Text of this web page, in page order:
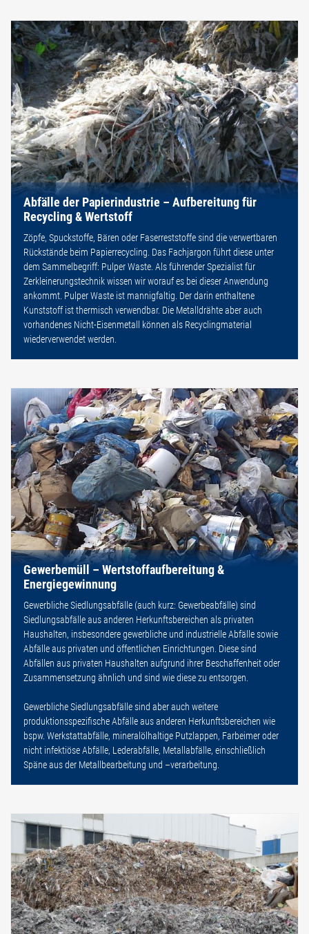
Abfälle der Papierindustrie – Aufbereitung für
Recycling & Wertstoff
Zöpfe, Spuckstoffe, Bären oder Faserreststoffe sind die verwertbaren
Rückstände beim Papierrecycling. Das Fachjargon führt diese unter
dem Sammelbegriff: Pulper Waste. Als führender Spezialist für
Zerkleinerungstechnik wissen wir worauf es bei dieser Anwendung
ankommt. Pulper Waste ist mannigfaltig. Der darin enthaltene
Kunststoff ist thermisch verwendbar. Die Metalldrähte aber auch
vorhandenes Nicht-Eisenmetall können als Recyclingmaterial
wiederverwendet werden.
Gewerbemüll – Wertstoffaufbereitung &
Energiegewinnung
Gewerbliche Siedlungsabfälle (auch kurz: Gewerbeabfälle) sind
Siedlungsabfälle aus anderen Herkunftsbereichen als privaten
Haushalten, insbesondere gewerbliche und industrielle Abfälle sowie
Abfälle aus privaten und öffentlichen Einrichtungen. Diese sind
Abfällen aus privaten Haushalten aufgrund ihrer Beschaffenheit oder
Zusammensetzung ähnlich und sind wie diese zu entsorgen.
Gewerbliche Siedlungsabfälle sind aber auch weitere
produktionsspezifische Abfälle aus anderen Herkunftsbereichen wie
bspw. Werkstattabfälle, mineralölhaltige Putzlappen, Farbeimer oder
nicht infektiöse Abfälle, Lederabfälle, Metallabfälle, einschließlich
Späne aus der Metallbearbeitung und –verarbeitung.